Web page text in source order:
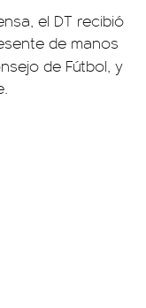
el DT recibió
de manos
de Fútbol, y